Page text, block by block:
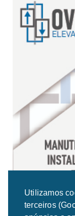
Utilizamos
terceiros